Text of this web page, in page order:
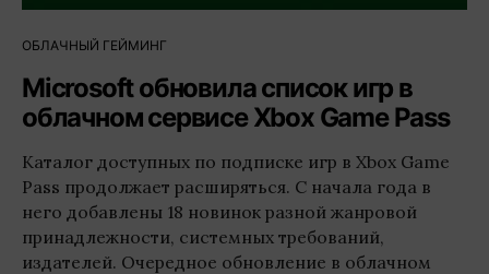
ОБЛАЧНЫЙ ГЕЙМИНГ
Microsoft обновила список игр в
облачном сервисе Xbox Game Pass
Каталог доступных по подписке игр в Xbox Game
Pass продолжает расширяться. С начала года в
него добавлены 18 новинок разной жанровой
принадлежности, системных требований,
издателей. Очередное обновление в облачном